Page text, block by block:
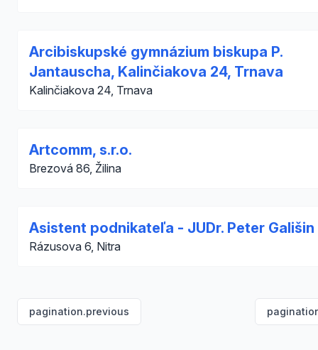
Arcibiskupské gymnázium biskupa P.
Jantauscha, Kalinčiakova 24, Trnava
Kalinčiakova 24, Trnava
Artcomm, s.r.o.
Brezová 86, Žilina
Asistent podnikateľa - JUDr. Peter Gališin
Rázusova 6, Nitra
pagination.previous